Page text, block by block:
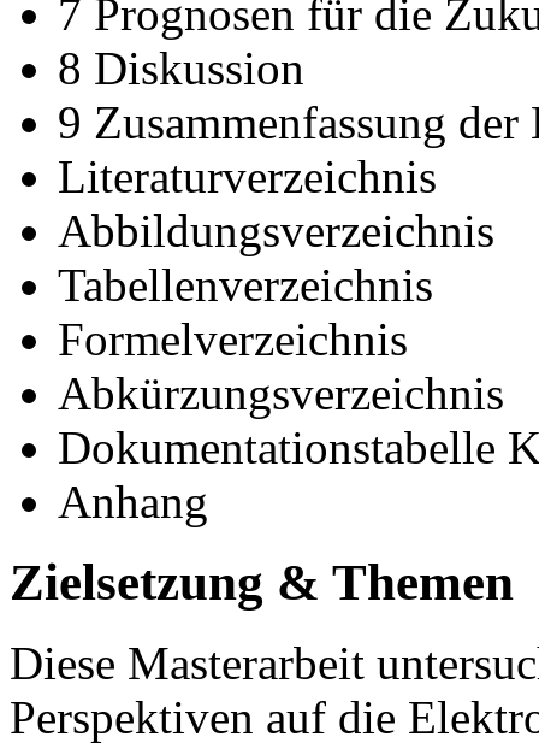
7 Prognosen für die
8 Diskussion
9 Zusammenfassung der
Literaturverzeichnis
Abbildungsverzeichnis
Tabellenverzeichnis
Formelverzeichnis
Abkürzungsverzeichnis
Dokumentationstabelle
Anhang
Zielsetzung & Themen
Diese Masterarbeit
Perspektiven auf die